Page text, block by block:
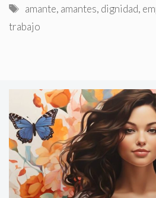
Etiquetas
amante, amantes, dignidad,
trabajo